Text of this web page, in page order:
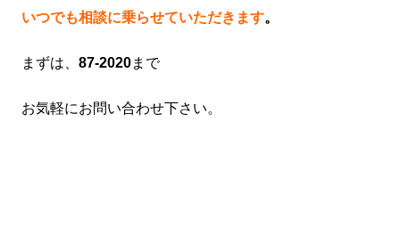
いつでも相談に乗らせていただきます。
まずは、 87-2020まで
お気軽にお問い合わせ下さい。